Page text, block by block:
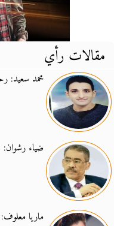
مقالات رأي
محمد سعيد:
ضياء
ماريا